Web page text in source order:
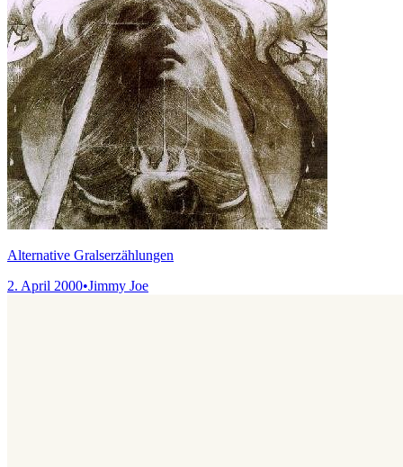
Alternative Gralserzählungen
2. April 2000•Jimmy Joe